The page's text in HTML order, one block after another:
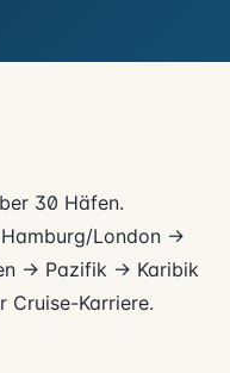
30 Häfen.
London →
→ Pazifik → Karibik
Cruise-Karriere.